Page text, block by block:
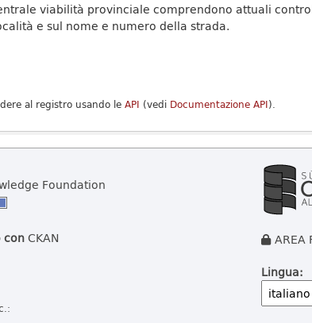
viabilità provinciale comprendono attuali
e sul nome e numero della strada.
al registro usando le API (vedi Documentazione API).
Foundation
conCKAN
AREA
Lingua